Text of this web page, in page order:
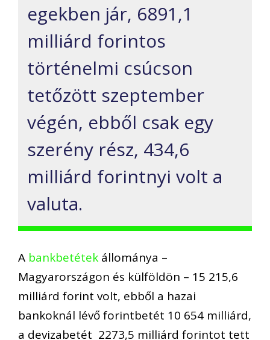
egekben jár, 6891,1
milliárd forintos
történelmi csúcson
tetőzött szeptember
végén, ebből csak egy
szerény rész, 434,6
milliárd forintnyi volt a
valuta.
A bankbetétek állománya –
Magyarországon és külföldön – 15 215,6
milliárd forint volt, ebből a hazai
bankoknál lévő forintbetét 10 654 milliárd,
a devizabetét 2273,5 milliárd forintot tett